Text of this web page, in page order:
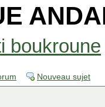
boukroune
Nouveau sujet